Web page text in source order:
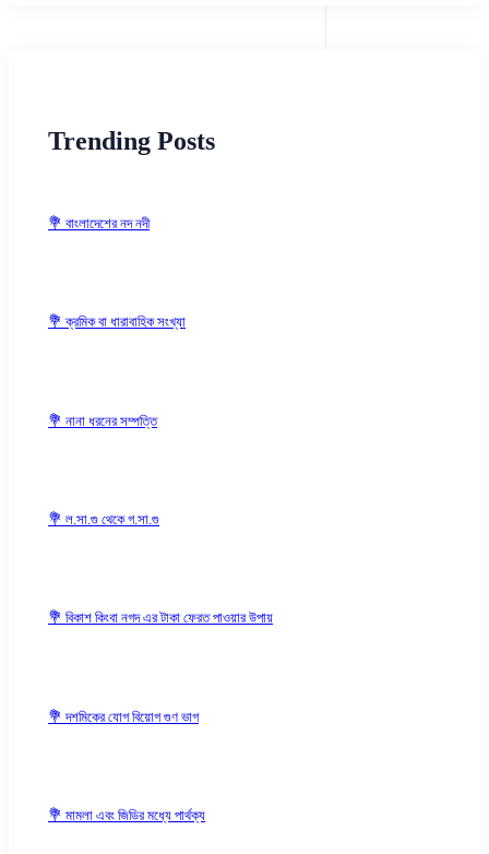
Trending Posts
💐 বাংলাদেশের নদ নদী
💐 ক্রমিক বা ধারাবাহিক সংখ্যা
💐 নানা ধরনের সম্পত্তি
💐 ল.সা.গু থেকে গ.সা.গু
💐 বিকাশ কিংবা নগদ এর টাকা ফেরত পাওয়ার উপায়
💐 দশমিকের যোগ বিয়োগ গুণ ভাগ
💐 মামলা এবং জিডির মধ্যে পার্থক্য